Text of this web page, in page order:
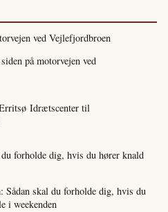
ved Vejlefjordbroen
på motorvejen ved
Idrætscenter til
forholde dig, hvis du hører knald
Sådan skal du forholde dig, hvis du
i weekenden